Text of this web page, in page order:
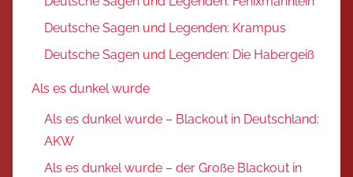
Deutsche Sagen und Legenden: Krampus
Deutsche Sagen und Legenden: Die Habergeiß
Als es dunkel wurde
Als es dunkel wurde – Blackout in Deutschland:
AKW
Als es dunkel wurde – der Große Blackout in